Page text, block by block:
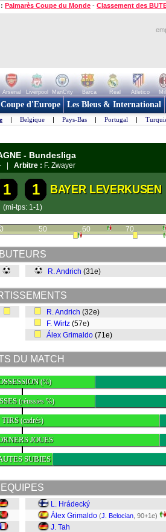
Palmarès Coupe du Monde - Classement des
Arsenal Liverpool ManCity Barca Real Atletico
Coupe d'Europe Les Bleus & International
| Belgique | Pays-Bas | Portugal |
- Bundesliga
| Arbitre : F. Zwayer
1 1 BAYER LEVERKUSEN
(mi-tps: 1-1)
50 60 70
BUTEURS
R. Andrich (31e)
R. Andrich (32e)
F. Wirtz (57e)
Álex Grimaldo (71e)
DU MATCH
(%)
(réussies %)
TIRS(cadrés)
JOUES
SUBIES
EQUIPES
L. Hrádecký
Álex Grimaldo (J. Belocian , 90+1e)
J. Tah